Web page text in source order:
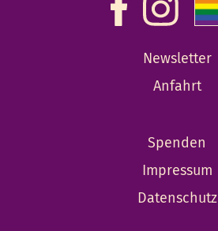
Newsletter
Anfahrt
Spenden
Impressum
Datenschutz